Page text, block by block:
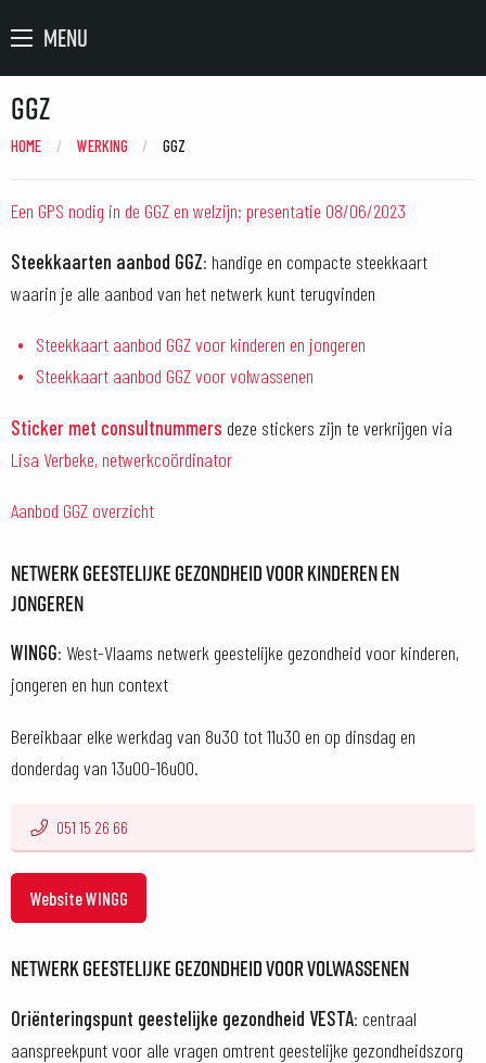
MENU
GGZ
HOME WERKING CURRENT:
GGZ
Een GPS nodig in de GGZ en welzijn: presentatie 08/06/2023
Steekkaarten aanbod GGZ: handige en compacte steekkaart
waarin je alle aanbod van het netwerk kunt terugvinden
Steekkaart aanbod GGZ voor kinderen en jongeren
Steekkaart aanbod GGZ voor volwassenen
Sticker met consultnummers deze stickers zijn te verkrijgen via
Lisa Verbeke, netwerkcoördinator
Aanbod GGZ overzicht
NETWERK GEESTELIJKE GEZONDHEID VOOR KINDEREN EN
JONGEREN
WINGG: West-Vlaams netwerk geestelijke gezondheid voor kinderen,
jongeren en hun context
Bereikbaar elke werkdag van 8u30 tot 11u30 en op dinsdag en
donderdag van 13u00-16u00.
051 15 26 66
Website WINGG
NETWERK GEESTELIJKE GEZONDHEID VOOR VOLWASSENEN
Oriënteringspunt geestelijke gezondheid VESTA: centraal
aanspreekpunt voor alle vragen omtrent geestelijke gezondheidszorg